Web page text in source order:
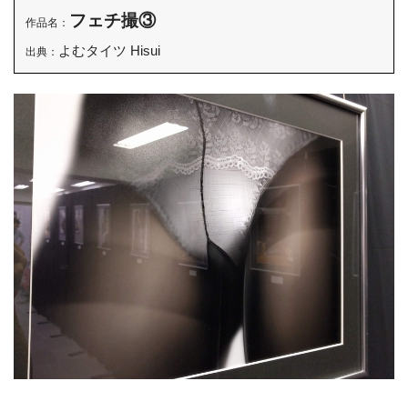
作品名： フェチ撮③
出典： よむタイツ Hisui